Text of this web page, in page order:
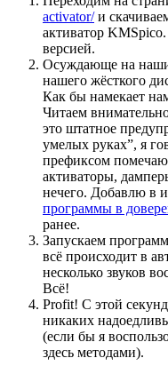
activator/и
активатор
версией.
Осуждающе на наши
нашего жёсткого
Как бы намекает
Читаем
это штатное
умелых руках”, я
префиксом
активаторы,
нечего. Добавлю в
программы в
ранее.
Запускаем
всё происходит в
несколько звуков
Всё!
Profit! С этой
никаких
(если бы я
здесь методами).